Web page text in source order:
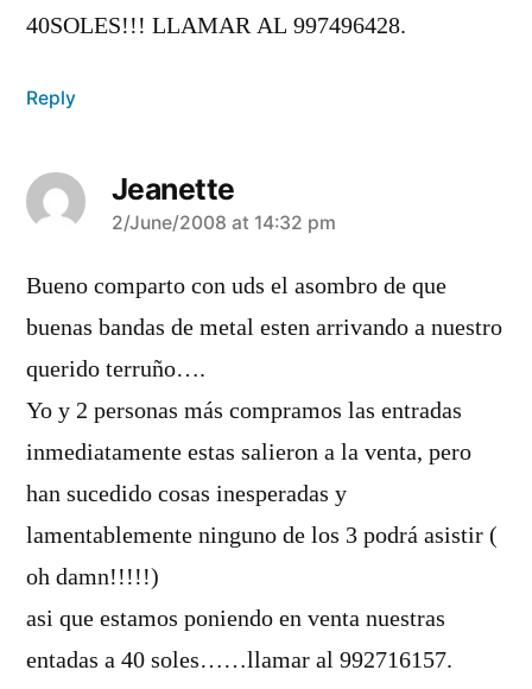
40SOLES!!! LLAMAR AL 997496428.
Reply
Jeanette
says:
2/June/2008 at 14:32 pm
Bueno comparto con uds el asombro de que
buenas bandas de metal esten arrivando a nuestro
querido terruño….
Yo y 2 personas más compramos las entradas
inmediatamente estas salieron a la venta, pero
han sucedido cosas inesperadas y
lamentablemente ninguno de los 3 podrá asistir (
oh damn!!!!!)
asi que estamos poniendo en venta nuestras
entadas a 40 soles……llamar al 992716157.